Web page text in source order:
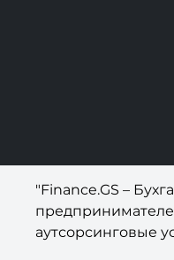
"Finance.GS –
аутсорсинговые